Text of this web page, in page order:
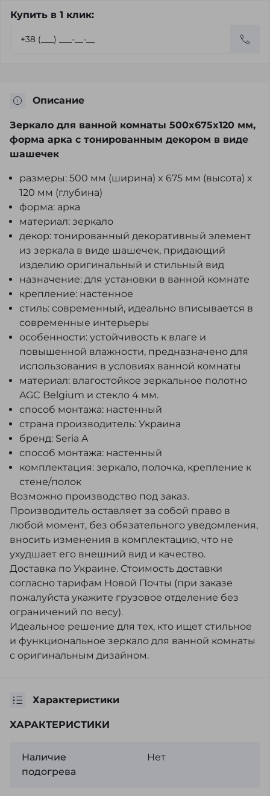
Купить в 1 клик:
Описание
Зеркало для ванной комнаты 500x675x120 мм,
форма арка с тонированным декором в виде
шашечек
размеры: 500 мм (ширина) x 675 мм (высота) x
120 мм (глубина)
форма: арка
материал: зеркало
декор: тонированный декоративный элемент
из зеркала в виде шашечек, придающий
изделию оригинальный и стильный вид
назначение: для установки в ванной комнате
крепление: настенное
стиль: современный, идеально вписывается в
современные интерьеры
особенности: устойчивость к влаге и
повышенной влажности, предназначено для
использования в условиях ванной комнаты
материал: влагостойкое зеркальное полотно
AGC Belgium и стекло 4 мм.
способ монтажа: настенный
страна производитель: Украина
бренд: Seria A
способ монтажа: настенный
комплектация: зеркало, полочка, крепление к
стене/полок
Возможно производство под заказ.
Производитель оставляет за собой право в
любой момент, без обязательного уведомления,
вносить изменения в комплектацию, что не
ухудшает его внешний вид и качество.
Доставка по Украине. Стоимость доставки
согласно тарифам Новой Почты (при заказе
пожалуйста укажите грузовое отделение без
ограничений по весу).
Идеальное решение для тех, кто ищет стильное
и функциональное зеркало для ванной комнаты
с оригинальным дизайном.
Характеристики
ХАРАКТЕРИСТИКИ
Наличие
подогрева
Нет